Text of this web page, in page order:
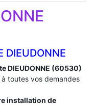
DIEUDONNE
DIEUDONNE (60530)
toutes vos demandes
installation de